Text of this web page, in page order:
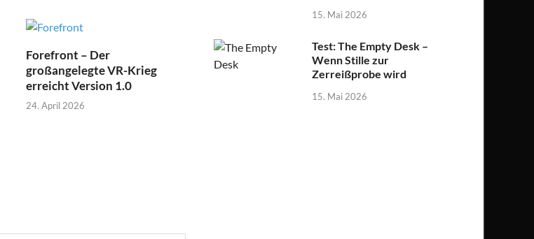
Forefront – Der
großangelegte VR-Krieg
erreicht Version 1.0
24. April 2026
15. Mai 2026
Test: The Empty Desk –
Wenn Stille zur
Zerreißprobe wird
15. Mai 2026